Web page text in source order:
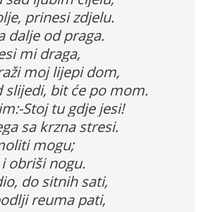
prinesi zdjelu.
dalje od praga.
mi draga,
moj lijepi dom,
slijedi, bit će po mom.
Stoj tu gdje jesi!
sa krzna stresi.
mogu;
obriši nogu.
do sitnih sati,
reuma pati,